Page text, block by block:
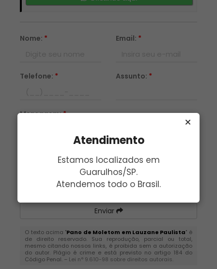
Atendimento
Estamos localizados em
Guarulhos/SP.
Atendemos todo o Brasil.
Nome: * Email: *
Telefone: * Assunto: *
Mensagem:*
Enviar
O texto acima "Pano de Moletom em Lauzane Paulista" é
de direito reservado. Sua reprodução, parcial ou total,
mesmo citando nossos links, é proibida sem a autorização
do autor. Plágio é crime e está previsto no artigo 184 do
Código Penal. – Lei n° 9.610-98 sobre direitos autorais.